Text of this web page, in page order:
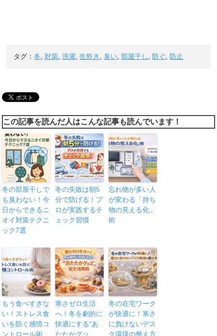
タグ：冬,対策,洗濯,生乾き ,臭い,部屋干し, 防ぐ, 防止
この記事を読んだ人はこんな記事も読んでいます！
冬の部屋干しで
も臭わない！今
日からできるニ
オイ対策テクニ
ック7選
冬の失敗は朝5
分で防げる！プ
ロが実践するチ
ェック習慣
忘れ物が多い人
が変わる「持ち
物の見える化」
術
もう食べすぎな
い！ストレス食
いを防ぐ感情コ
ントロール術
寒さゼロ生活
へ！冬を劇的に
快適にする“あ
たたかグッ
冬の在宅ワーク
が快適に！寒さ
に負けないデス
ク環境の整え方